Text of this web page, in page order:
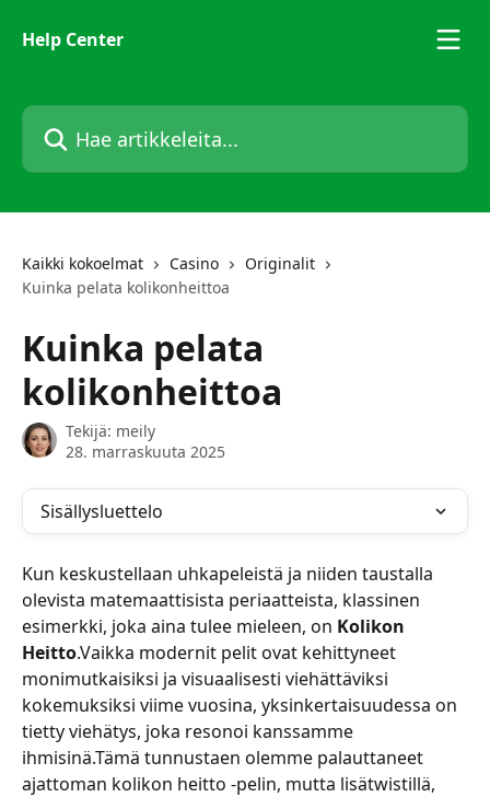
Help Center
Hae artikkeleita...
Kaikki kokoelmat Casino
Originalit
Kuinka pelata kolikonheittoa
Kuinka pelata
kolikonheittoa
Tekijä: meily
28. marraskuuta 2025
Sisällysluettelo
Kun keskustellaan uhkapeleistä ja niiden taustalla
olevista matemaattisista periaatteista, klassinen
esimerkki, joka aina tulee mieleen, on Kolikon
Heitto.Vaikka modernit pelit ovat kehittyneet
monimutkaisiksi ja visuaalisesti viehättäviksi
kokemuksiksi viime vuosina, yksinkertaisuudessa on
tietty viehätys, joka resonoi kanssamme
ihmisinä.Tämä tunnustaen olemme palauttaneet
ajattoman kolikon heitto -pelin, mutta lisätwistillä,